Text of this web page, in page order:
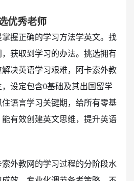
优秀老师
握正确的学习方法学英文。找
获取到学习的办法。挑选拥有
决英语学习艰难，阿卡索外教
设定包含0基础及其出国留学
语言学习关键期，给所有零基
有效创建英文思维，提升英语
外教网的学习过程的分阶段水